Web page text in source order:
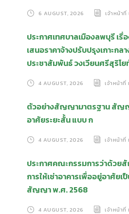
6 AUGUST, 2026 เจ้าหน้า
ประกาศเทศบาลเมืองลพบุรี เรื่
เสนอราคาจ้างปรับปรุงเกาะกล
ประชาสัมพันธ์ วงเวียนศรีสุริโ
4 AUGUST, 2026 เจ้าหน้า
ตัวอย่างสัญญามาตรฐาน สัญญ
อาศัยระยะสั้น แบบ ก
4 AUGUST, 2026 เจ้าหน้า
ประกาศคณะกรรมการว่าด้วย
การให้เช่าอาคารเพื่ออยู่อาศัย
สัญญา พ.ศ. 2568
4 AUGUST, 2026 เจ้าหน้า